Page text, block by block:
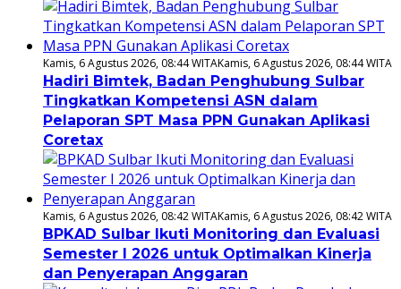
Kamis, 6 Agustus 2026, 08:44 WITAKamis, 6 Agustus 2026, 08:44 WITA
Hadiri Bimtek, Badan Penghubung Sulbar
Tingkatkan Kompetensi ASN dalam
Pelaporan SPT Masa PPN Gunakan Aplikasi
Coretax
Kamis, 6 Agustus 2026, 08:42 WITAKamis, 6 Agustus 2026, 08:42 WITA
BPKAD Sulbar Ikuti Monitoring dan Evaluasi
Semester I 2026 untuk Optimalkan Kinerja
dan Penyerapan Anggaran